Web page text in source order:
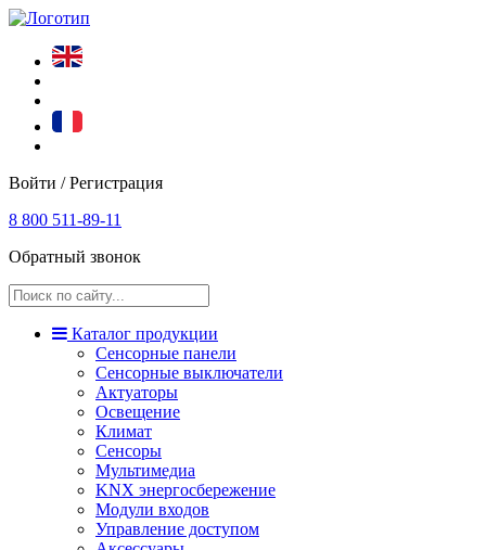
Войти / Регистрация
8 800 511-89-11
Обратный звонок
Каталог продукции
Сенсорные панели
Сенсорные выключатели
Актуаторы
Освещение
Климат
Сенсоры
Мультимедиа
KNX энергосбережение
Модули входов
Управление доступом